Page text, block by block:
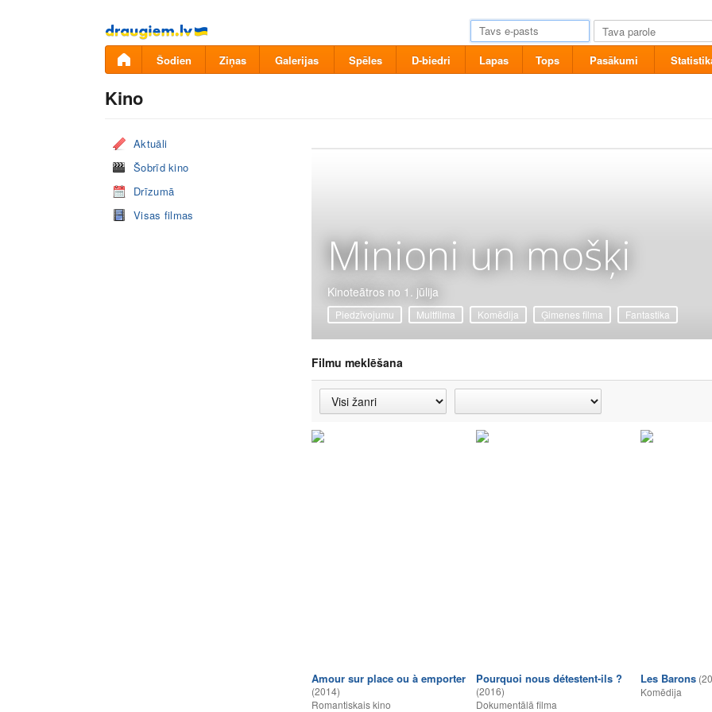
Pāriet
uz
saturu
Šodien Ziņas Galerijas Spēles D-biedri Lapas Tops Pasākumi
Kino
Aktuāli
Šobrīd kino
Drīzumā
Visas filmas
Minioni un mošķi
Kinoteātros no 1. jūlija
Piedzīvojumu Multfilma Komēdija Ģimenes filma Fantastika
Filmu meklēšana
Amour sur place ou à emporter
(2014)
Romantiskais kino
Pourquoi nous détestent-ils ?
(2016)
Dokumentālā filma
Les Barons
Komēdija